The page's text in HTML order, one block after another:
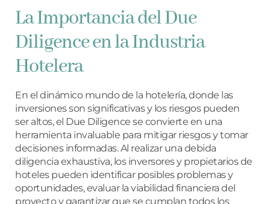
La Importancia del Due
Diligence en la Industria
Hotelera
En el dinámico mundo de la hotelería, donde las
inversiones son significativas y los riesgos pueden
ser altos, el Due Diligence se convierte en una
herramienta invaluable para mitigar riesgos y tomar
decisiones informadas. Al realizar una debida
diligencia exhaustiva, los inversores y propietarios de
hoteles pueden identificar posibles problemas y
oportunidades, evaluar la viabilidad financiera del
proyecto y garantizar que se cumplan todos los